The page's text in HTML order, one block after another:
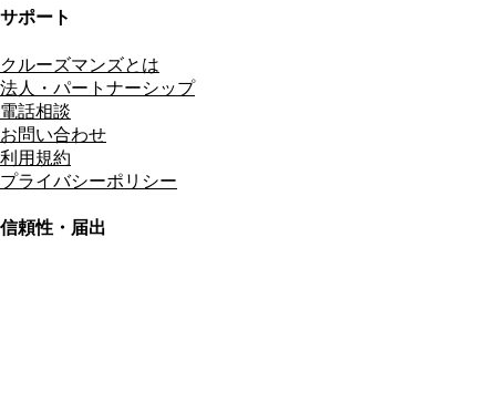
サポート
クルーズマンズとは
法人・パートナーシップ
電話相談
お問い合わせ
利用規約
プライバシーポリシー
信頼性・届出